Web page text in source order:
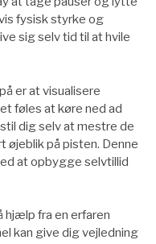
fysisk styrke og
sig selv tid til at hvile
er at visualisere
føles at køre ned ad
dig selv at mestre de
øjeblik på pisten. Denne
at opbygge selvtillid
hjælp fra en erfaren
kan give dig vejledning